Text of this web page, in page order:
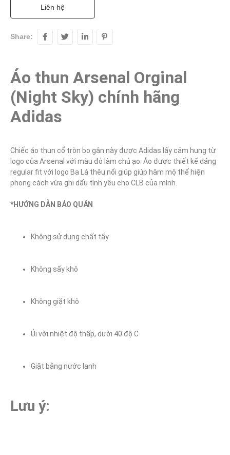
Liên hệ
Share:
Áo thun Arsenal Orginal
(Night Sky) chính hãng
Adidas
Chiếc áo thun cổ tròn bo gân này được Adidas lấy cảm hung từ
logo của Arsenal với màu đỏ làm chủ ạo. Áo được thiết kế dáng
regular fit với logo Ba Lá thêu nổi giúp giúp hâm mộ thể hiện
phong cách vừa ghi dấu tình yêu cho CLB của mình.
*HƯỚNG DẪN BẢO QUẢN
Không sử dụng chất tẩy
Không sấy khô
Không giặt khô
Ủi với nhiệt độ thấp, dưới 40 độ C
Giặt bằng nước lạnh
Lưu ý: